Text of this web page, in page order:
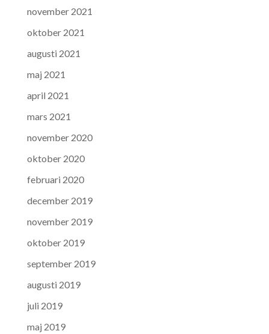
november 2021
oktober 2021
augusti 2021
maj 2021
april 2021
mars 2021
november 2020
oktober 2020
februari 2020
december 2019
november 2019
oktober 2019
september 2019
augusti 2019
juli 2019
maj 2019